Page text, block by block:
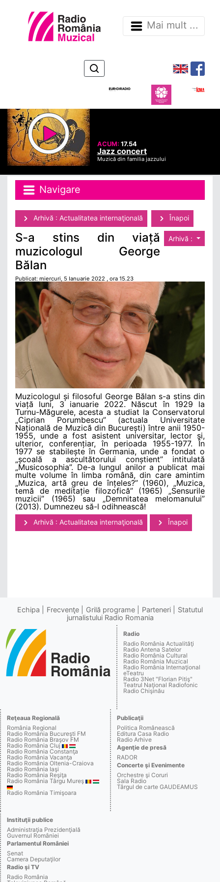
Mai mult ...
ACUM: 17.54
Jazz concert
Muzică din familia jazzului
Navigare
Arhivă : Actualitatea internaţională Înapoi
Arhivă :
S-a stins din viață
muzicologul George
Bălan
Publicat: miercuri, 5 Ianuarie 2022 , ora 15.23
Muzicologul și filosoful George Bălan s-a stins din
viață luni, 3 ianuarie 2022. Născut în 1929 la
Turnu-Măgurele, acesta a studiat la Conservatorul
„Ciprian Porumbescu” (actuala Universitate
Națională de Muzică din București) între anii 1950-
1955, unde a fost asistent universitar, lector și,
ulterior, conferențiar, în perioada 1955-1977. În
1977 se stabilește în Germania, unde a fondat o
„școală a ascultătorului conștient” intitulată
„Musicosophia”. De-a lungul anilor a publicat mai
multe volume în limba română, din care amintim
„Muzica, artă greu de înțeles?” (1960), „Muzica,
temă de meditație filozofică” (1965) „Sensurile
muzicii” (1965) sau „Demnitatea melomanului”
(2013). Dumnezeu să-l odihnească!
Arhivă : Actualitatea internaţională Înapoi
Echipa Frecvenţe Grilă programe Parteneri
Statutul
jurnalistului Radio Romania
Radio
Radio România Actualităţi
Radio Antena Satelor
Radio România Cultural
Radio România Muzical
Radio România Internaţional
eTeatru
Radio 3Net "Florian Pitiş"
Teatrul Naţional Radiofonic
Radio Chişinău
Reţeaua Regională
România Regional
Radio România Bucureşti FM
Radio România Braşov FM
Radio România Cluj
Radio România Constanţa
Radio România Vacanţa
Radio România Oltenia-Craiova
Radio România Iaşi
Radio România Reşiţa
Radio România Târgu Mureş
Radio România Timişoara
Publicaţii
Politica Românească
Editura Casa Radio
Radio Arhive
Agenţie de presă
RADOR
Concerte şi Evenimente
Orchestre şi Coruri
Sala Radio
Târgul de carte GAUDEAMUS
Instituţii publice
Administraţia Prezidenţială
Guvernul României
Parlamentul României
Senat
Camera Deputaţilor
Radio şi TV
Radio România